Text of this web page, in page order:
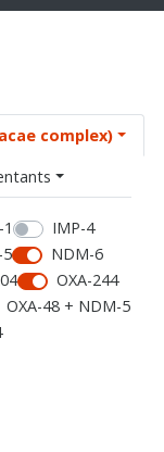
complex)
IMP-4
NDM-6
OXA-244
OXA-48 + NDM-5